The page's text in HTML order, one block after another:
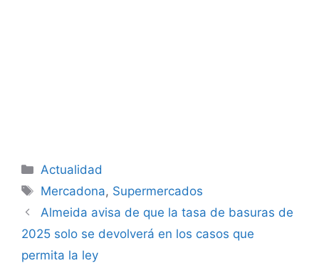
Categorías
Actualidad
Etiquetas
Mercadona, Supermercados
Almeida avisa de que la tasa de basuras de
2025 solo se devolverá en los casos que
permita la ley